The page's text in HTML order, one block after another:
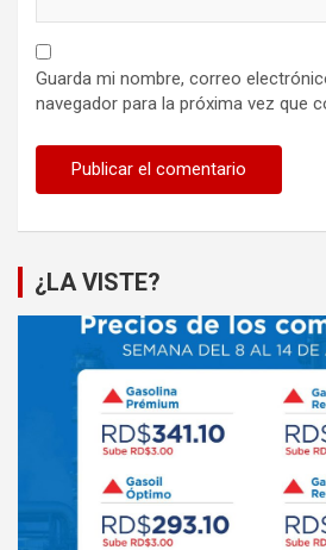
Guarda mi nombre, correo
navegador para la próxima vez que
¿LA VISTE?